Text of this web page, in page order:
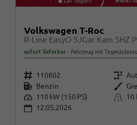
Volkswagen T-Roc
R-Line EasyO 5JGar Kam SHZ
sofort lieferbar Fahrzeug mit
Fahrzeugnr. 110802 Getriebe
Kraftstoff Benzin Außenfarbe
Leistung 110 kW (150 PS) Kilometerstand
10
12.05.2026